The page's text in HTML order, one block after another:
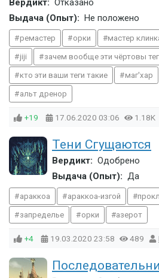
Вердикт: Отказано
Выдача (Опыт):
Не положено
ремастер орки мастер
jiji зачем вообще эти чёртовы
кто эти ваши теги такие маг'хар
альт дренор
+19 17.06.2020 03:06 1.18K
Тени Сгущаются
Вердикт: Одобрено
Выдача (Опыт): Да
араккоа араккоа-изгой
запределье орки азерот
+4 19.03.2020 23:58 489